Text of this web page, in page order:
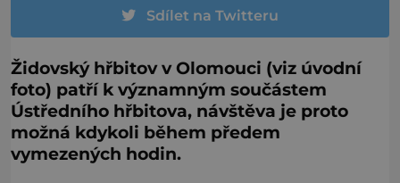
Sdílet na Twitteru
Židovský hřbitov v Olomouci (viz úvodní
foto) patří k významným součástem
Ústředního hřbitova, návštěva je proto
možná kdykoli během předem
vymezených hodin.